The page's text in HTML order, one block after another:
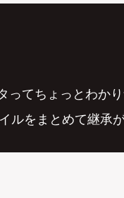
ってちょっとわか
をまとめて継承